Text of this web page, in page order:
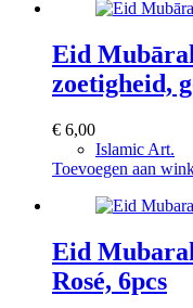
Eid
zoetigheid,
€ 6,00
Islamic Art.
Toevoegen aan
Eid
Rosé, 6pcs